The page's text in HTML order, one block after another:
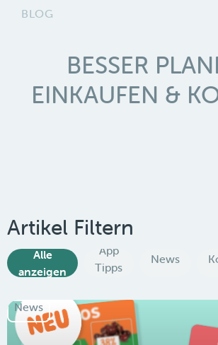
BLOG
BESSER
EINKAUFEN &
Artikel Filtern
Alle
anzeigen
App
Tipps
News
News